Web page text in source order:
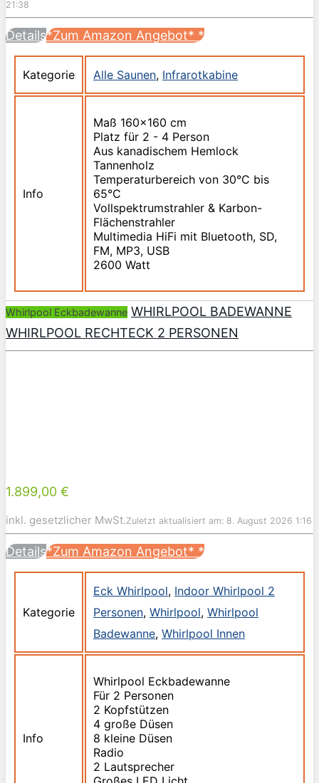
21:38
Details*Zum Amazon Angebot* *
Kategorie Alle Saunen, Infrarotkabine
Info
Maß 160x160 cm
Platz für 2 - 4 Person
Aus kanadischem Hemlock
Tannenholz
Temperaturbereich von 30°C bis
65°C
Vollspektrumstrahler & Karbon-
Flächenstrahler
Multimedia HiFi mit Bluetooth, SD,
FM, MP3, USB
2600 Watt
Whirlpool Eckbadewanne WHIRLPOOL BADEWANNE
WHIRLPOOL RECHTECK 2 PERSONEN
1.899,00 €
inkl. gesetzlicher MwSt.Zuletzt aktualisiert am: 8. August 2026 1:16
Details*Zum Amazon Angebot* *
Kategorie
Eck Whirlpool, Indoor Whirlpool 2
Personen, Whirlpool, Whirlpool
Badewanne, Whirlpool Innen
Info
Whirlpool Eckbadewanne
Für 2 Personen
2 Kopfstützen
4 große Düsen
8 kleine Düsen
Radio
2 Lautsprecher